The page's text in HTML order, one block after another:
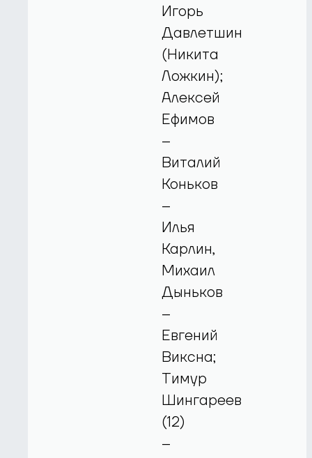
Игорь
Давлетшин
(Никита
Ложкин);
Алексей
Ефимов
–
Виталий
Коньков
–
Илья
Карлин,
Михаил
Дыньков
–
Евгений
Виксна;
Тимур
Шингареев
(12)
–